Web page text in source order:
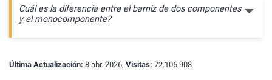
Cuál es la diferencia entre el barniz de dos componentes
y el monocomponente?
Última Actualización: 8 abr. 2026, Visitas: 72.106.908